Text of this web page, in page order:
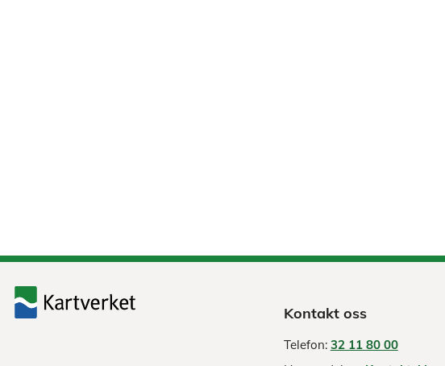
Kontakt oss
Telefon: 32 11 80 00